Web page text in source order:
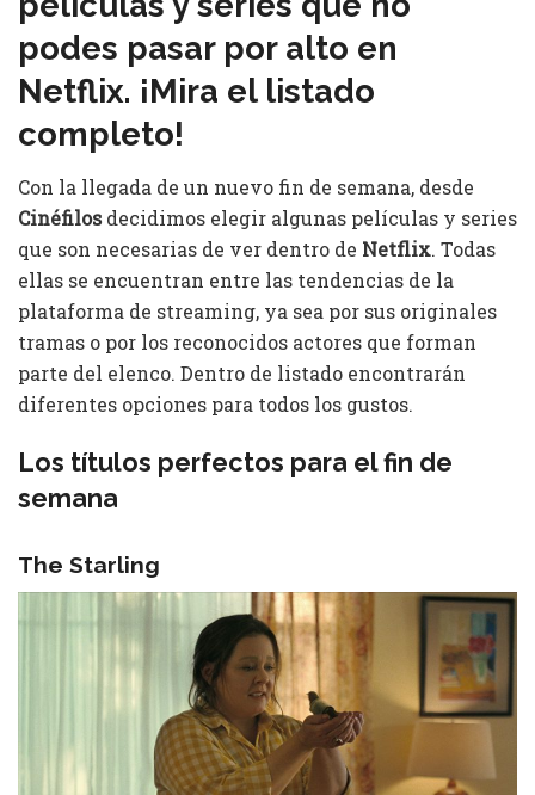
podes pasar por alto en
Netflix. ¡Mira el listado
completo!
Con la llegada de un nuevo fin de semana, desde
Cinéfilosdecidimos elegir algunas películas y series
que son necesarias de ver dentro de Netflix. Todas
ellas se encuentran entre las tendencias de la
plataforma de streaming, ya sea por sus originales
tramas o por los reconocidos actores que forman
parte del elenco. Dentro de listado encontrarán
diferentes opciones para todos los gustos.
Los títulos perfectos para el fin de
semana
The Starling